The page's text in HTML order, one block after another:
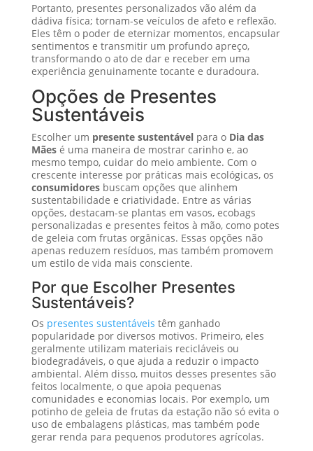
Portanto, presentes personalizados vão além da
dádiva física; tornam-se veículos de afeto e reflexão.
Eles têm o poder de eternizar momentos, encapsular
sentimentos e transmitir um profundo apreço,
transformando o ato de dar e receber em uma
experiência genuinamente tocante e duradoura.
Opções de Presentes
Sustentáveis
Escolher um presente sustentávelpara o Dia das
Mãesé uma maneira de mostrar carinho e, ao
mesmo tempo, cuidar do meio ambiente. Com o
crescente interesse por práticas mais ecológicas, os
consumidoresbuscam opções que alinhem
sustentabilidade e criatividade. Entre as várias
opções, destacam-se plantas em vasos, ecobags
personalizadas e presentes feitos à mão, como potes
de geleia com frutas orgânicas. Essas opções não
apenas reduzem resíduos, mas também promovem
um estilo de vida mais consciente.
Por que Escolher Presentes
Sustentáveis?
Os presentes sustentáveis têm ganhado
popularidade por diversos motivos. Primeiro, eles
geralmente utilizam materiais recicláveis ou
biodegradáveis, o que ajuda a reduzir o impacto
ambiental. Além disso, muitos desses presentes são
feitos localmente, o que apoia pequenas
comunidades e economias locais. Por exemplo, um
potinho de geleia de frutas da estação não só evita o
uso de embalagens plásticas, mas também pode
gerar renda para pequenos produtores agrícolas.